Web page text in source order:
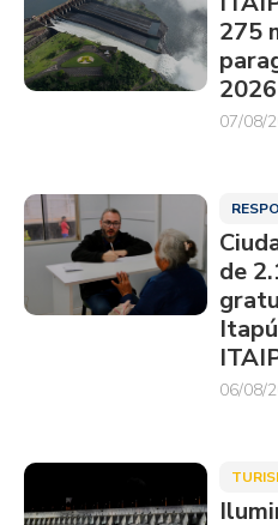
275
07/08/
de
06/08/